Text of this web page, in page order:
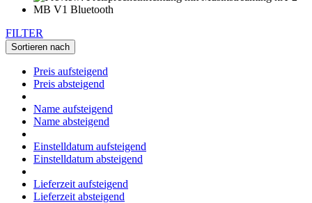
FILTER
Sortieren nach
Preis aufsteigend
Preis absteigend
Name aufsteigend
Name absteigend
Einstelldatum aufsteigend
Einstelldatum absteigend
Lieferzeit aufsteigend
Lieferzeit absteigend